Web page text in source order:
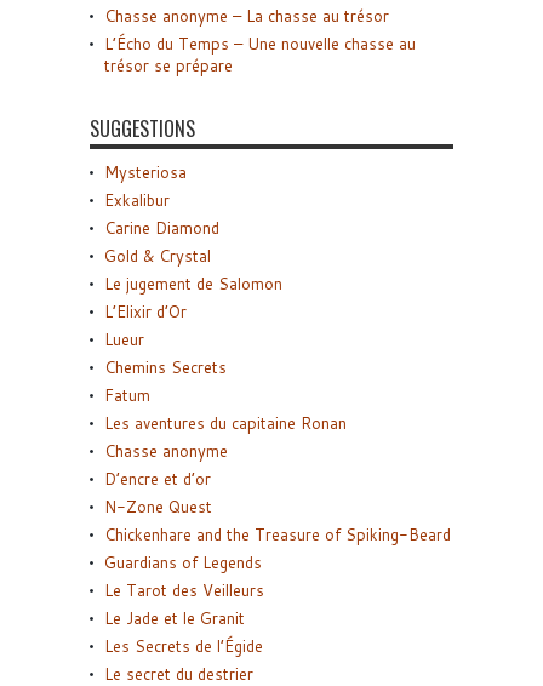
Chasse anonyme – La chasse au trésor
L’Écho du Temps – Une nouvelle chasse au
trésor se prépare
SUGGESTIONS
Mysteriosa
Exkalibur
Carine Diamond
Gold & Crystal
Le jugement de Salomon
L’Elixir d’Or
Lueur
Chemins Secrets
Fatum
Les aventures du capitaine Ronan
Chasse anonyme
D’encre et d’or
N-Zone Quest
Chickenhare and the Treasure of Spiking-Beard
Guardians of Legends
Le Tarot des Veilleurs
Le Jade et le Granit
Les Secrets de l’Égide
Le secret du destrier